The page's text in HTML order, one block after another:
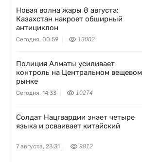
Новая волна жары 8 августа:
Казахстан накроет обширный
антициклон
Сегодня, 00:59 13002
Полиция Алматы усиливает
контроль на Центральном вещевом
рынке
Сегодня, 14:33 10274
Солдат Нацгвардии знает четыре
языка и осваивает китайский
7 августа, 23:31 9812